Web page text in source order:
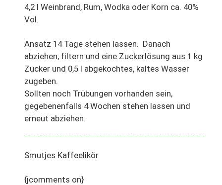
4,2 l Weinbrand, Rum, Wodka oder Korn ca. 40%
Vol.
Ansatz 14 Tage stehen lassen. Danach
abziehen, filtern und eine Zuckerlösung aus 1 kg
Zucker und 0,5 l abgekochtes, kaltes Wasser
zugeben.
Sollten noch Trübungen vorhanden sein,
gegebenenfalls 4 Wochen stehen lassen und
erneut abziehen.
Smutjes Kaffeelikör
{jcomments on}